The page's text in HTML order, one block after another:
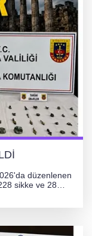
düzenlenen
sikke ve 28